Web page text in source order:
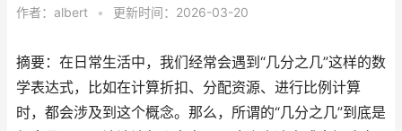
作者： albert • 更新时间：2026-03-20
摘要：在日常生活中，我们经常会遇到“几分之几”这样的数
学表达式，比如在计算折扣、分配资源、进行比例计算
时，都会涉及到这个概念。那么，所谓的“几分之几”到底是